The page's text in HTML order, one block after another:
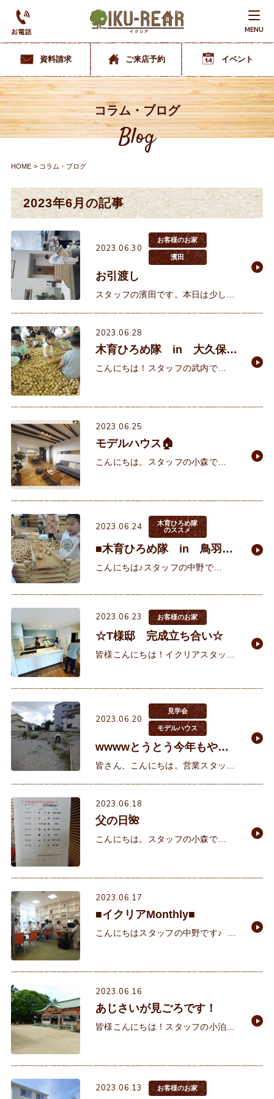
MENU
資料請求 ご来店予約 イベント
コラム・ブログ
Blog
HOME コラム・ブログ
2023年6月の記事
2023.06.30
お客様のお家
濱田
お引渡し
スタッフの濱田です。本日は少し天
し式です。ご実家も無垢材の床を使
ったお家でそこで育った奥様。自
2023.06.28
木育ひろめ隊 in 大久保子
育て学習室様
こんにちは！スタッフの武内で
とうとう私の自宅もクーラーの力を
借りてしましました。毎年
2023.06.25
モデルハウス🏠
こんにちは。スタッフの小森で
す。水分補給を忘れずに！！ イクリ
2023.06.24
木育ひろめ隊
のススメ
■木育ひろめ隊 in 鳥羽子
育て学習室様■
こんにちは♪スタッフの中野で
類以降して1ヵ月半が経ちました。
街ゆく人の多さ、観光地の賑わい、
海外旅行の解禁など
2023.06.23 お客様のお家
☆T様邸 完成立ち合い☆
皆様こんにちは！イクリアスタッフ
2023.06.20
見学会
モデルハウス
wwwwとうとう今年もやっ
てきました…wwww
皆さん、こんにちは。営業スタッフ
の毎月イベント…。ザ・『草抜き』
です。この１年間寝かしていた雑草
2023.06.18
父の日🌺
こんにちは。スタッフの小森で
のイベントを行っているのですが、
6月の父の日は、影が薄
2023.06.17
■イクリアMonthly■
こんにちはスタッフの中野です♪ 昨
お過ごしでしょうか。私はといいま
すと、半
2023.06.16
あじさいが見ごろです！
皆様こんにちは！スタッフの小泊で
とテンションがあがっている今日こ
の頃、皆様いかがお過ごしでしょう
2023.06.13 お客様のお家